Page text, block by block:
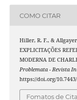
COMO CITAR
Hiller, R. F., &
EXPLICITAÇÕES
MODERNA DE
Problemata - Revista
https://doi.org/
Fomatos de